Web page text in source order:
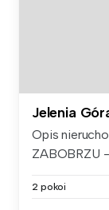
Jelenia
Opis
ZABOBRZU
2 pokoi